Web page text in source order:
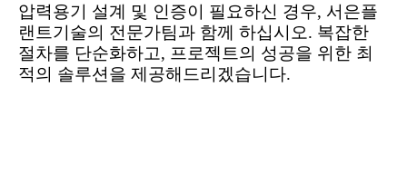
압력용기 설계 및 인증이 필요하신 경우, 서은플
랜트기술의 전문가팀과 함께 하십시오. 복잡한
절차를 단순화하고, 프로젝트의 성공을 위한 최
적의 솔루션을 제공해드리겠습니다.